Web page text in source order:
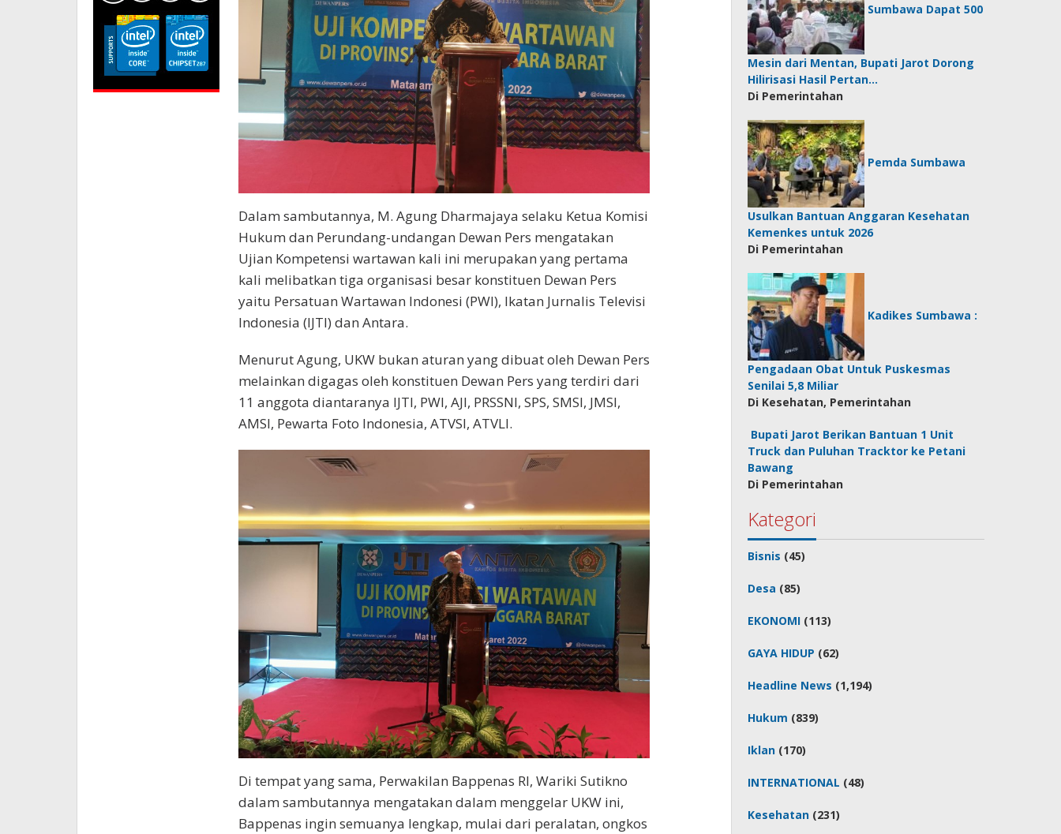
Dalam sambutannya, M. Agung Dharmajaya selaku Ketua Komisi
Hukum dan Perundang-undangan Dewan Pers mengatakan
Ujian Kompetensi wartawan kali ini merupakan yang pertama
kali melibatkan tiga organisasi besar konstituen Dewan Pers
yaitu Persatuan Wartawan Indonesi (PWI), Ikatan Jurnalis Televisi
Indonesia (IJTI) dan Antara.
Menurut Agung, UKW bukan aturan yang dibuat oleh Dewan Pers
melainkan digagas oleh konstituen Dewan Pers yang terdiri dari
11 anggota diantaranya IJTI, PWI, AJI, PRSSNI, SPS, SMSI, JMSI,
AMSI, Pewarta Foto Indonesia, ATVSI, ATVLI.
Di tempat yang sama, Perwakilan Bappenas RI, Wariki Sutikno
dalam sambutannya mengatakan dalam menggelar UKW ini,
Bappenas ingin semuanya lengkap, mulai dari peralatan, ongkos
Sumbawa Dapat 500
Mesin dari Mentan, Bupati Jarot Dorong
Hilirisasi Hasil Pertan…
Di Pemerintahan
Pemda Sumbawa
Usulkan Bantuan Anggaran Kesehatan
Kemenkes untuk 2026
Di Pemerintahan
Kadikes Sumbawa :
Pengadaan Obat Untuk Puskesmas
Senilai 5,8 Miliar
Di Kesehatan, Pemerintahan
Bupati Jarot Berikan Bantuan 1 Unit
Truck dan Puluhan Tracktor ke Petani
Bawang
Di Pemerintahan
Kategori
Bisnis (45)
Desa (85)
EKONOMI (113)
GAYA HIDUP (62)
Headline News (1,194)
Hukum (839)
Iklan (170)
INTERNATIONAL (48)
Kesehatan (231)